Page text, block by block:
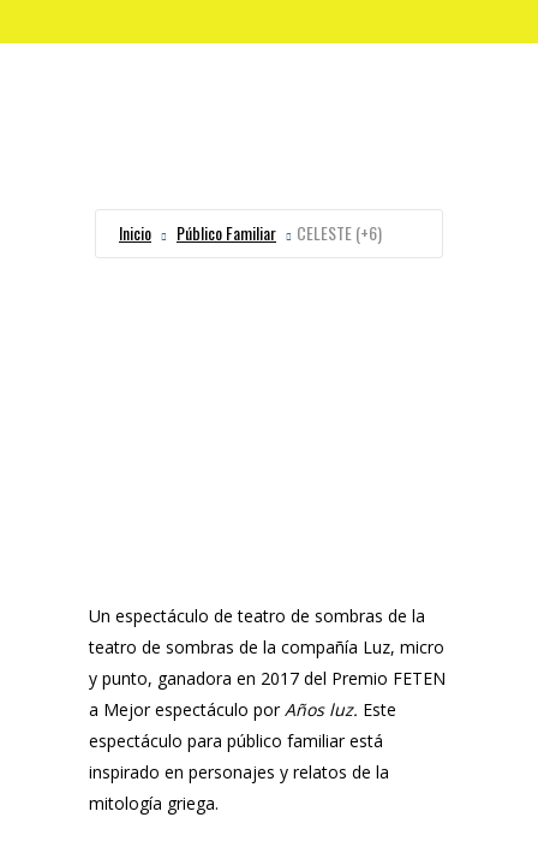
Inicio Público Familiar CELESTE (+6)
Un espectáculo de teatro de sombras de la
teatro de sombras de la compañía Luz, micro
y punto, ganadora en 2017 del Premio FETEN
a Mejor espectáculo porAños luz. Este
espectáculo para público familiar está
inspirado en personajes y relatos de la
mitología griega.